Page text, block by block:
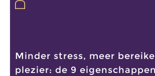
Minder stress, meer
plezier: de 9